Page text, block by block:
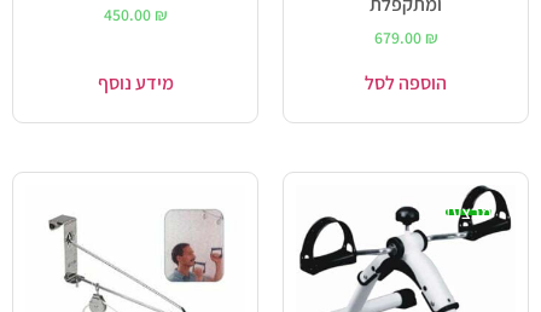
679.00 ₪
הוספה לסל
450.00 ₪
מידע נוסף
מבצע!